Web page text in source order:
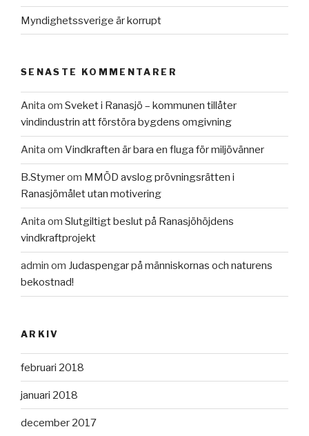
Myndighetssverige är korrupt
SENASTE KOMMENTARER
Anita om Sveket i Ranasjö – kommunen tillåter
vindindustrin att förstöra bygdens omgivning
Anita om Vindkraften är bara en fluga för miljövänner
B.Stymerom MMÖD avslog prövningsrätten i
Ranasjömålet utan motivering
Anita om Slutgiltigt beslut på Ranasjöhöjdens
vindkraftprojekt
admin om Judaspengar på människornas och naturens
bekostnad!
ARKIV
februari 2018
januari 2018
december 2017